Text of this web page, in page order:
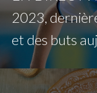
2023,
et des buts